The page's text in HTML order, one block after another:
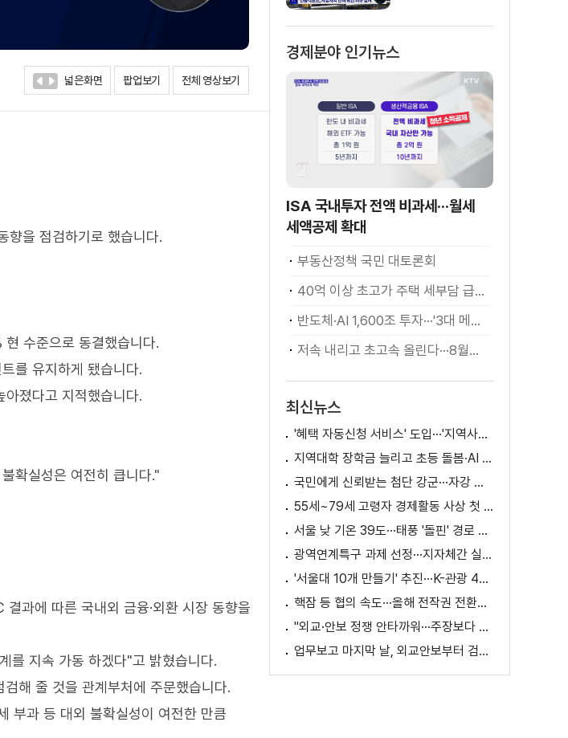
넓은화면 팝업보기 전체 영상보기
향을 점검하기로 했습니다.
수준으로 동결했습니다.
를 유지하게 됐습니다.
졌다고 지적했습니다.
확실성은 여전히 큽니다."
과에 따른 국내외 금융·외환 시장 동향을
를 지속 가동 하겠다"고 밝혔습니다.
해 줄 것을 관계부처에 주문했습니다.
부과 등 대외 불확실성이 여전한 만큼
경제분야 인기뉴스
ISA 국내투자 전액 비과세···월세
세액공제 확대
부동산정책 국민 대토론회
40억 이상 초고가 주택 세부담 급증···실수요자 보호 강화
반도체·AI 1,600조 투자···'3대 메가프로젝트' 속도
저속 내리고 초고속 올린다···8월부터 달라지는 전기차 충전요금 [K-정책 사용법]
최신뉴스
'혜택 자동신청 서비스' 도입···'지역사랑상품권' 발행 확대
지역대학 장학금 늘리고 초등 돌봄·AI 교육 확대
국민에게 신뢰받는 첨단 강군···자강 국방·미래 전력 강화
55세~79세 고령자 경제활동 사상 첫 1천만 명 돌파
서울 낮 기온 39도···태풍 '돌핀' 경로 변수
광역연계특구 과제 선정···지자체간 실증 협력 확대
'서울대 10개 만들기' 추진···K-관광 4천만 시대 준비
핵잠 등 협의 속도···올해 전작권 전환시기 결정 추진
"외교·안보 정쟁 안타까워···주장보다 실천 중요"
업무보고 마지막 날, 외교안보부터 검경까지